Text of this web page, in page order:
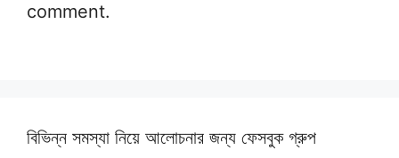
comment.
বিভিন্ন সমস্যা নিয়ে আলোচনার জন্য ফেসবুক গ্রুপ